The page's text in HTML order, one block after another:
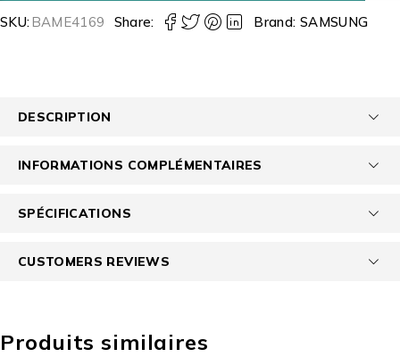
SKU:BAME4169 Share: Brand: SAMSUNG
DESCRIPTION
INFORMATIONS COMPLÉMENTAIRES
SPÉCIFICATIONS
CUSTOMERS REVIEWS
Produits similaires